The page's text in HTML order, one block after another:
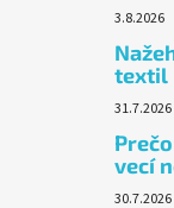
3.8.2026
textil
31.7.2026
vecí
30.7.2026